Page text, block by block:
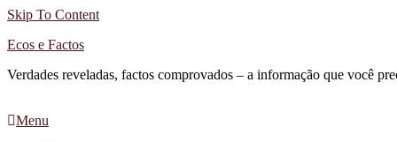
Skip To Content
Ecos e Factos
Verdades reveladas, factos comprovados – a informação que você
Menu